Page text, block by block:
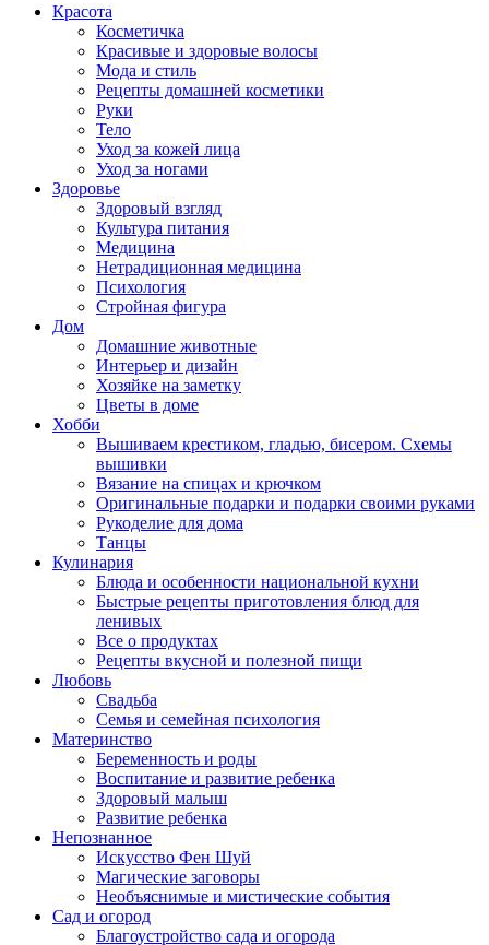
Красота
Косметичка
Красивые и здоровые волосы
Мода и стиль
Рецепты домашней косметики
Руки
Тело
Уход за кожей лица
Уход за ногами
Здоровье
Здоровый взгляд
Культура питания
Медицина
Нетрадиционная медицина
Психология
Стройная фигура
Дом
Домашние животные
Интерьер и дизайн
Хозяйке на заметку
Цветы в доме
Хобби
Вышиваем крестиком, гладью, бисером. Схемы
вышивки
Вязание на спицах и крючком
Оригинальные подарки и подарки своими руками
Рукоделие для дома
Танцы
Кулинария
Блюда и особенности национальной кухни
Быстрые рецепты приготовления блюд для
ленивых
Все о продуктах
Рецепты вкусной и полезной пищи
Любовь
Свадьба
Семья и семейная психология
Материнство
Беременность и роды
Воспитание и развитие ребенка
Здоровый малыш
Развитие ребенка
Непознанное
Искусство Фен Шуй
Магические заговоры
Необъяснимые и мистические события
Сад и огород
Благоустройство сада и огорода